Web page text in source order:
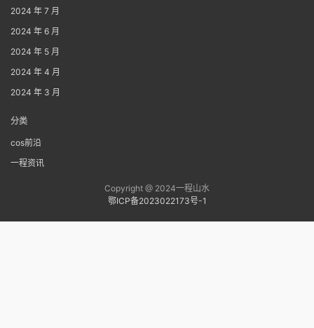
2024 年 7 月
2024 年 6 月
2024 年 5 月
2024 年 4 月
2024 年 3 月
分类
cos前沿
一程资讯
Copyright @ 2024一程山水
鄂ICP备2023022173号-1